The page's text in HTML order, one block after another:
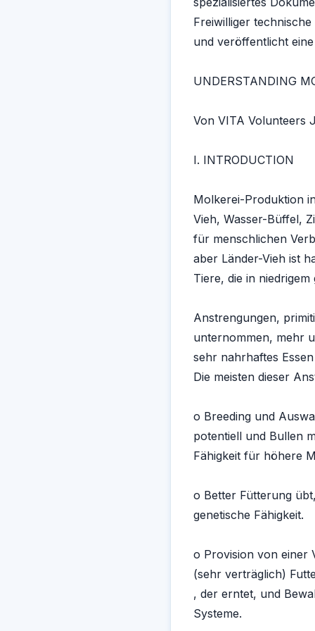
Freiwilliger
und veröffentlicht
UNDERSTANDING
Von VITA Volunteers
I. INTRODUCTION
Molkerei-Produktion
Vieh, Wasser-Büffel,
für menschlichen
aber Länder-Vieh ist
Tiere, die in
Anstrengungen,
unternommen, mehr
sehr nahrhaftes
Die meisten dieser
o Breeding und
potentiell und Bullen
Fähigkeit für höhere
o Better Fütterung
genetische Fähigkeit.
o Provision von einer
(sehr verträglich)
, der erntet, und
Systeme.